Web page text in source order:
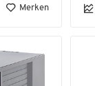
Merken